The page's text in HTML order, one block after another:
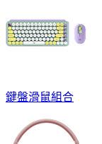
鍵盤滑鼠組合